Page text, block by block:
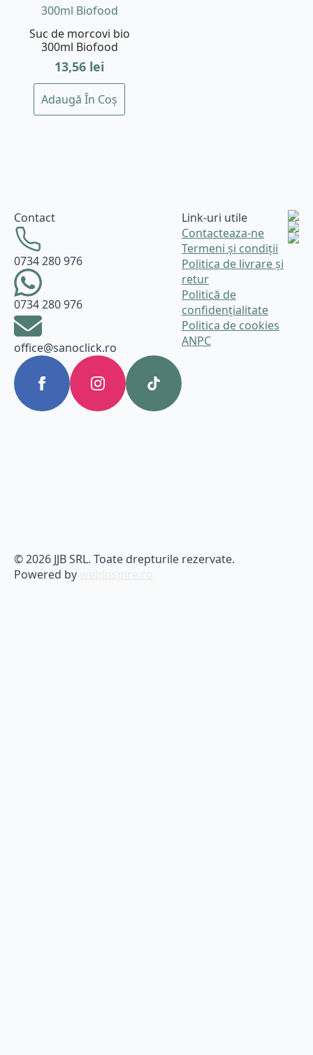
Suc de morcovi bio
300ml Biofood
13,56 lei
Adaugă În Coș
Contact
0734 280 976
0734 280 976
office@sanoclick.ro
Link-uri utile
Contacteaza-ne
Termeni și condiții
Politica de livrare și
retur
Politică de
confidențialitate
Politica de cookies
ANPC
© 2026 JJB SRL. Toate drepturile rezervate.
Powered by